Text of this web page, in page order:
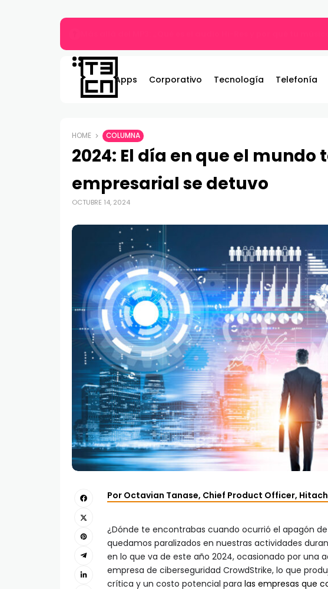
Apps Corporativo Tecnología Telefonía
HOME COLUMNA
2024: El día en que el mundo
empresarial se detuvo
OCTUBRE 14, 2024
Por Octavian Tanase, Chief Product Officer,
¿Dónde te encontrabas cuando ocurrió el apagón
quedamos paralizados en nuestras actividades
en lo que va de este año 2024, ocasionado por una
empresa de ciberseguridad CrowdStrike, lo que
crítica y un costo potencial para las empresas que